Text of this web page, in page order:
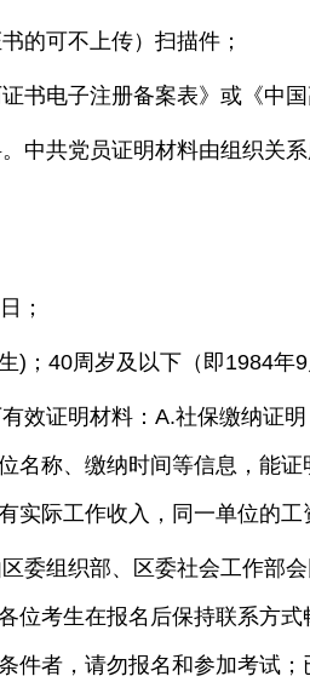
的可不上传）扫描件；
书电子注册备案表》或《中
中共党员证明材料由组织关
；
；40周岁及以下（即1984年9
效证明材料：A.社保缴纳证
名称、缴纳时间等信息，能
实际工作收入，同一单位的
委组织部、区委社会工作部
位考生在报名后保持联系方
件者，请勿报名和参加考试